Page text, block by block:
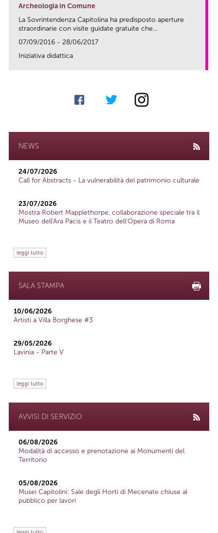
Archeologia in Comune
La Sovrintendenza Capitolina ha predisposto aperture
straordinarie con visite guidate gratuite che...
07/09/2016 - 28/06/2017
Iniziativa didattica
NEWS
24/07/2026
Call for Abstracts - La vulnerabilità del patrimonio culturale
23/07/2026
Mostra Robert Mapplethorpe, collaborazione speciale tra il
Museo dell'Ara Pacis e il Teatro dell'Opera di Roma
leggi tutto
SALA STAMPA
10/06/2026
Artisti a Villa Borghese #3
29/05/2026
Lavinia - Parte V
leggi tutto
AVVISI DI SERVIZIO
06/08/2026
Modalità di accesso e prenotazione ai Monumenti del
Territorio
05/08/2026
Musei Capitolini: Sale degli Horti di Mecenate chiuse al
pubblico per lavori